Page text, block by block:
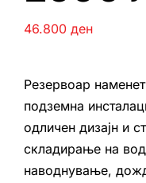
46.800 ден
Резервоар
подземна
одличен дизајн и
складирање на
наводнување,